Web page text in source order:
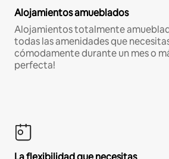
Alojamientos amueblados
Alojamientos totalmente
todas las amenidades que
cómodamente durante un mes o
perfecta!